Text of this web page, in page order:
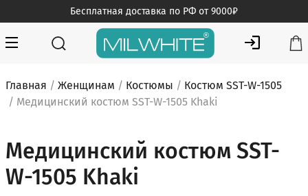
to
content
Бесплатная доставка по РФ от 9000₽
MILWHITE
MILWHITE — интернет магазин медицинской одежды
Главная / Женщинам / Костюмы / Костюм SST-W-1505
/ Медицинский костюм SST-W-1505 Khaki
Медицинский костюм SST-
W-1505 Khaki